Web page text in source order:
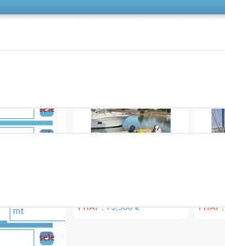
select
select
select
select
€
FİYAT : 73,500 €
FİYAT :